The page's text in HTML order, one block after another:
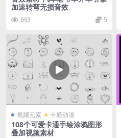
加速转弯无损音效
693 5
视频元素 卡通动漫
108个可爱卡通手绘涂鸦图形
叠加视频素材